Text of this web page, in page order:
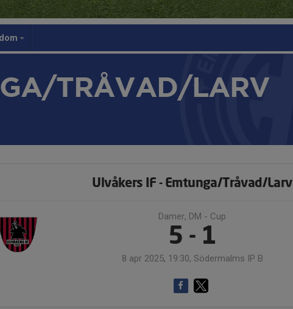
TRÅVAD/LARV
Ulvåkers IF - Emtunga/Tråvad/Larv
Damer, DM - Cup
5 - 1
8 apr 2025, 19:30, Södermalms IP B